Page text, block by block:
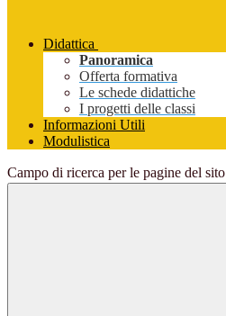
Didattica
Panoramica
Offerta formativa
Le schede didattiche
I progetti delle classi
Informazioni Utili
Modulistica
Campo di ricerca per le pagine del sito